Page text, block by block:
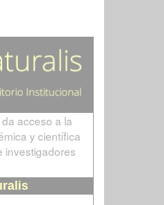
acceso a la
y científica
investigadores